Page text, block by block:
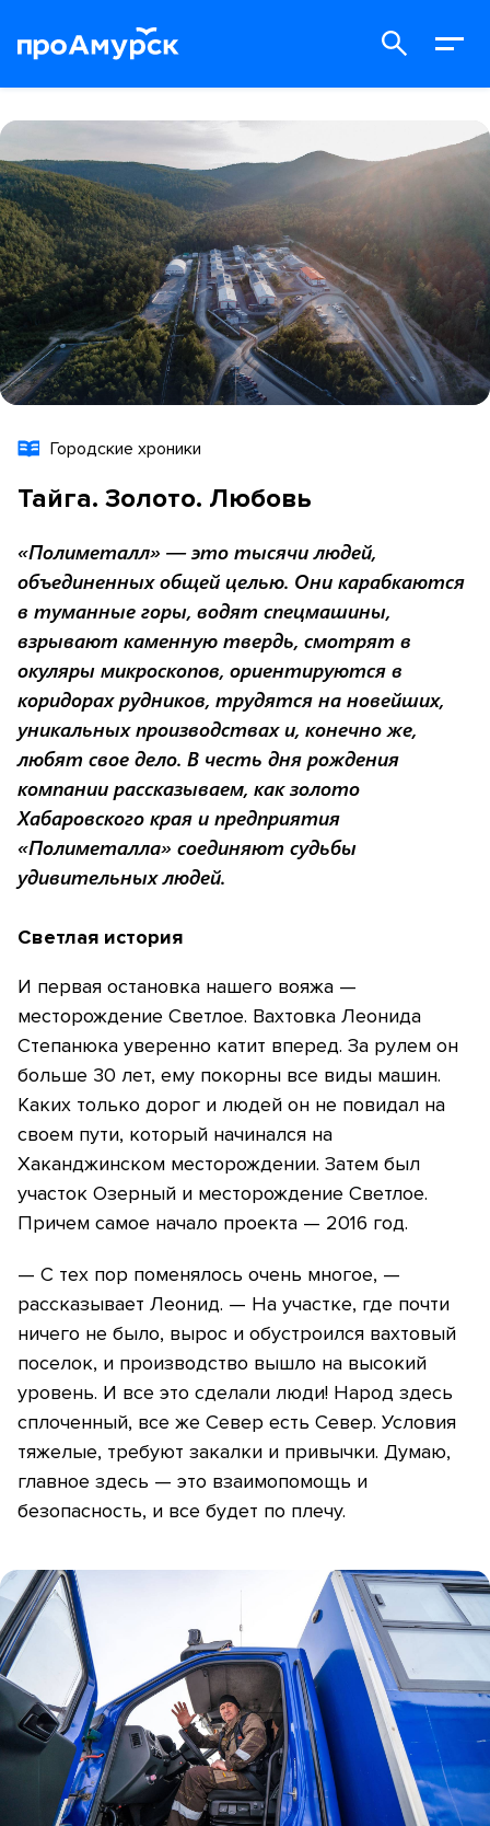
Городские хроники
Тайга. Золото. Любовь
«Полиметалл» — это тысячи людей,
объединенных общей целью. Они карабкаются
в туманные горы, водят спецмашины,
взрывают каменную твердь, смотрят в
окуляры микроскопов, ориентируются в
коридорах рудников, трудятся на новейших,
уникальных производствах и, конечно же,
любят свое дело. В честь дня рождения
компании рассказываем, как золото
Хабаровского края и предприятия
«Полиметалла» соединяют судьбы
удивительных людей.
Светлая история
И первая остановка нашего вояжа —
месторождение Светлое. Вахтовка Леонида
Степанюка уверенно катит вперед. За рулем он
больше 30 лет, ему покорны все виды машин.
Каких только дорог и людей он не повидал на
своем пути, который начинался на
Хаканджинском месторождении. Затем был
участок Озерный и месторождение Светлое.
Причем самое начало проекта — 2016 год.
— С тех пор поменялось очень многое, —
рассказывает Леонид. — На участке, где почти
ничего не было, вырос и обустроился вахтовый
поселок, и производство вышло на высокий
уровень. И все это сделали люди! Народ здесь
сплоченный, все же Север есть Север. Условия
тяжелые, требуют закалки и привычки. Думаю,
главное здесь — это взаимопомощь и
безопасность, и все будет по плечу.